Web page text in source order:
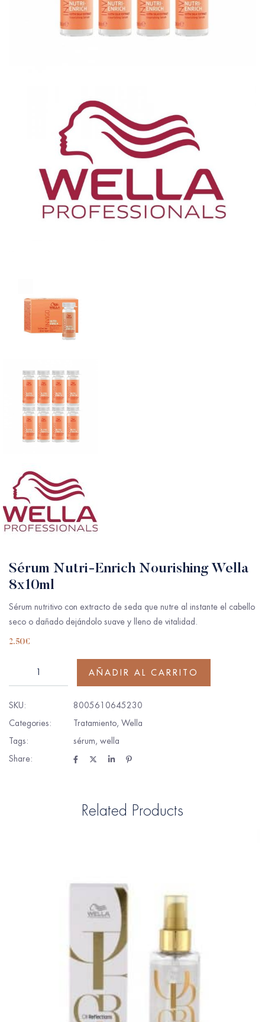
Sérum Nutri-Enrich Nourishing Wella
8x10ml
Sérum nutritivo con extracto de seda que nutre al instante el cabello
seco o dañado dejándolo suave y lleno de vitalidad.
2.50€
AÑADIR AL CARRITO
SKU:
8005610645230
Categories:
Tratamiento, Wella
Tags:
sérum, wella
Share:
Related Products